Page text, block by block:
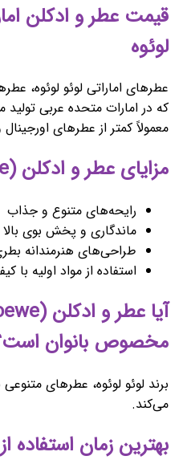
لوئوه
عطرهای اماراتی لوئو لوئوه،
که در امارات متحده عربی
معمولاً کمتر از عطرهای
مزایای عطر و ادکلن (Loewe) لوئو لوئوه
رایحه‌های متنوع و جذاب
ماندگاری و پخش بوی بالا
طراحی‌های هنرمندانه
استفاده از مواد اولیه با
مخصوص بانوان
برند لوئو لوئوه، عطرهای
می‌کند.
بهترین زمان استفاده